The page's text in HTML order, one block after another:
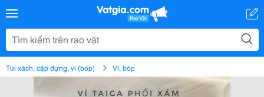
Túi xách, cặp đựng, ví (bóp) Ví, bóp